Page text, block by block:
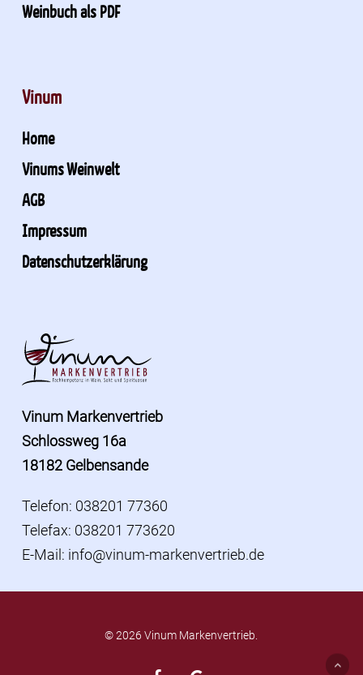
Weinbuch als PDF
Vinum
Home
Vinums Weinwelt
AGB
Impressum
Datenschutzerklärung
Vinum Markenvertrieb
Schlossweg 16a
18182 Gelbensande
Telefon: 038201 77360
Telefax: 038201 773620
E-Mail: info@vinum-markenvertrieb.de
© 2026 Vinum Markenvertrieb.